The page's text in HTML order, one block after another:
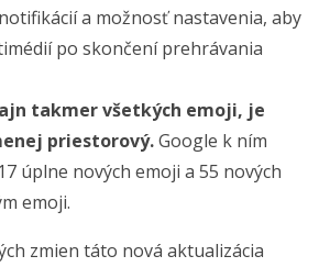
a možnosť nastavenia, aby
po skončení prehrávania
takmer všetkých emoji, je
priestorový.Google k ním
úplne nových emoji a 55 nových
emoji.
zmien táto nová aktualizácia